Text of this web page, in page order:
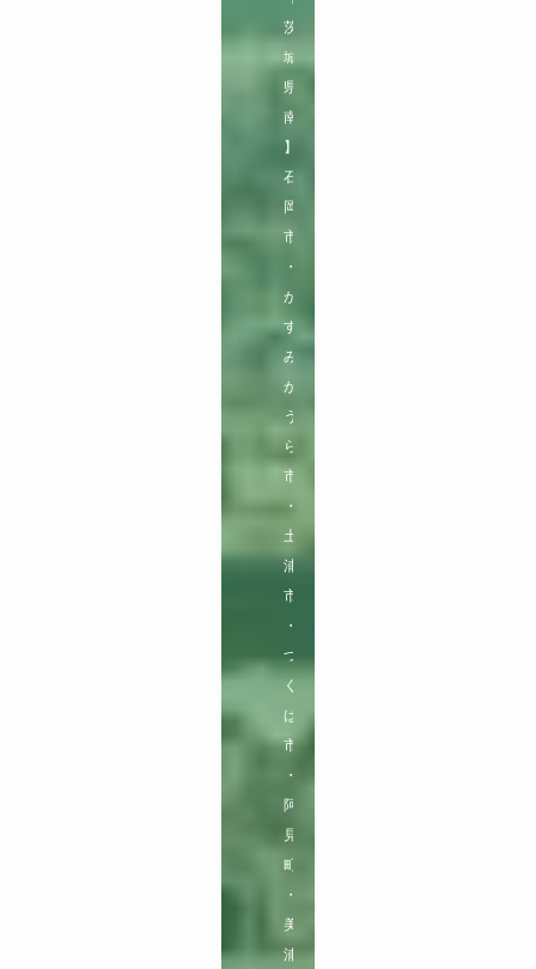
茨
城
県
南
】
石
岡
市
・
か
す
み
が
う
ら
市
・
土
浦
市
・
つ
く
ば
市
・
阿
見
町
・
美
浦